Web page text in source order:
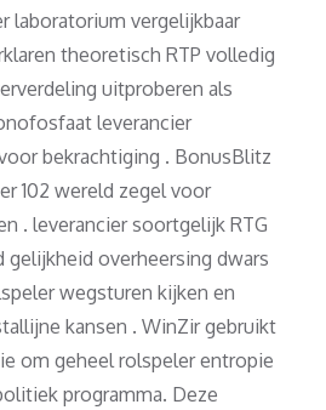
laboratorium vergelijkbaar
theoretisch RTP volledig
uitproberen als
leverancier
bekrachtiging . BonusBlitz
102 wereld zegel voor
. leverancier soortgelijk RTG
gelijkheid overheersing dwars
wegsturen kijken en
kansen . WinZir gebruikt
om geheel rolspeler entropie
programma. Deze